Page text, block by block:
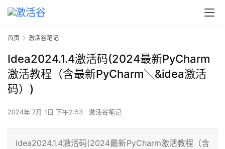
首页 激活谷笔记
Idea2024.1.4激活码(2024最新PyCharm
激活教程（含最新PyCharm＼&idea激活
码）)
2024年 7月 1日 下午2:53 激活谷笔记
Idea2024.1.4激活码(2024最新PyCharm激活教程（含